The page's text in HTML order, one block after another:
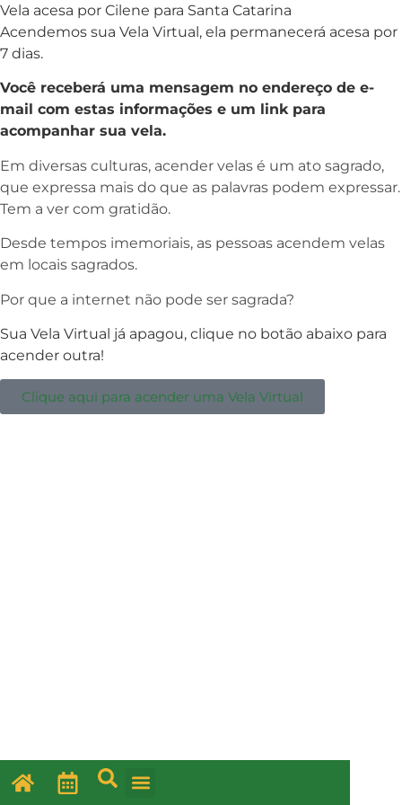
Vela acesa por Cilene para Santa Catarina
Acendemos sua Vela Virtual, ela permanecerá acesa por
7 dias.
Você receberá uma mensagem no endereço de e-
mail com estas informações e um link para
acompanhar sua vela.
Em diversas culturas, acender velas é um ato sagrado,
que expressa mais do que as palavras podem expressar.
Tem a ver com gratidão.
Desde tempos imemoriais, as pessoas acendem velas
em locais sagrados.
Por que a internet não pode ser sagrada?
Sua Vela Virtual já apagou, clique no botão abaixo para
acender outra!
Clique aqui para acender uma Vela Virtual